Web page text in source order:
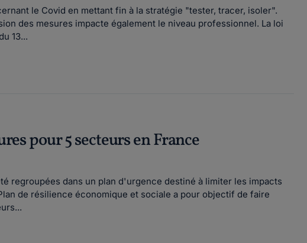
le Covid en mettant fin à la stratégie "tester, tracer, isoler".
des mesures impacte également le niveau professionnel. La loi
13...
pour 5 secteurs en France
regroupées dans un plan d'urgence destiné à limiter les impacts
de résilience économique et sociale a pour objectif de faire